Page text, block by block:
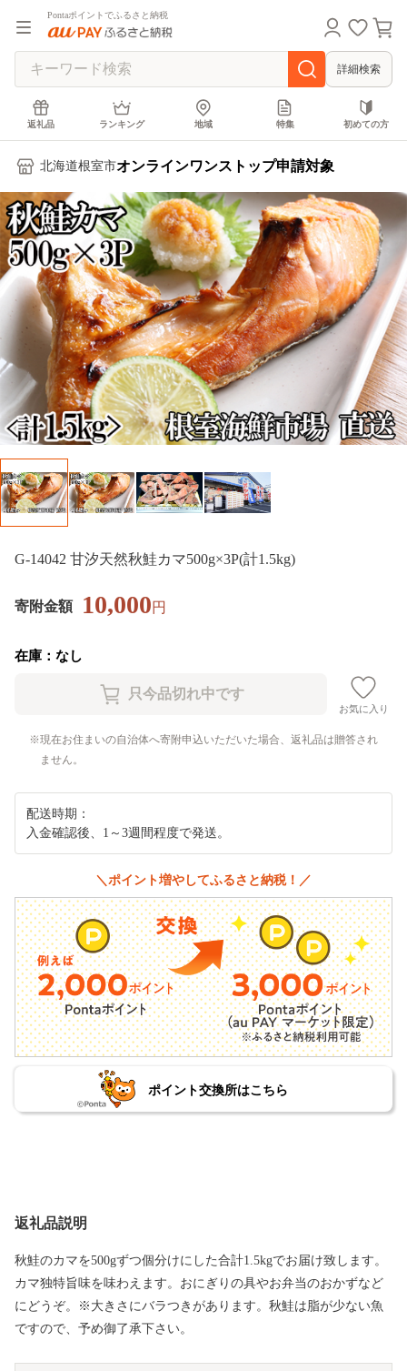
Pontaポイントでふるさと納税
詳細検索
返礼品 ランキング 地域 特集 初めての方
北海道根室市オンラインワンストップ申請対象
G-14042 甘汐天然秋鮭カマ500g×3P(計1.5kg)
寄附金額 10,000円
在庫：なし
お気に入り
現在お住まいの自治体へ寄附申込いただいた場合、返礼品は贈答され
ません。
配送時期：
入金確認後、1～3週間程度で発送。
＼ポイント増やしてふるさと納税！／
ポイント交換所はこちら
返礼品説明
秋鮭のカマを500gずつ個分けにした合計1.5kgでお届け致します。
カマ独特旨味を味わえます。おにぎりの具やお弁当のおかずなど
にどうぞ。※大きさにバラつきがあります。秋鮭は脂が少ない魚
ですので、予め御了承下さい。